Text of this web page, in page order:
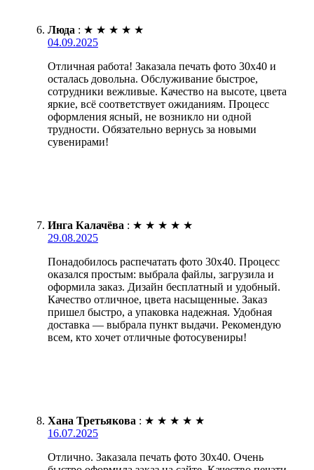
Люда : ★ ★ ★ ★ ★
04.09.2025
Отличная работа! Заказала печать фото 30х40 и
осталась довольна. Обслуживание быстрое,
сотрудники вежливые. Качество на высоте, цвета
яркие, всё соответствует ожиданиям. Процесс
оформления ясный, не возникло ни одной
трудности. Обязательно вернусь за новыми
сувенирами!
Инга Калачёва : ★ ★ ★ ★ ★
29.08.2025
Понадобилось распечатать фото 30х40. Процесс
оказался простым: выбрала файлы, загрузила и
оформила заказ. Дизайн бесплатный и удобный.
Качество отличное, цвета насыщенные. Заказ
пришел быстро, а упаковка надежная. Удобная
доставка — выбрала пункт выдачи. Рекомендую
всем, кто хочет отличные фотосувениры!
Хана Третьякова : ★ ★ ★ ★ ★
16.07.2025
Отлично. Заказала печать фото 30х40. Очень